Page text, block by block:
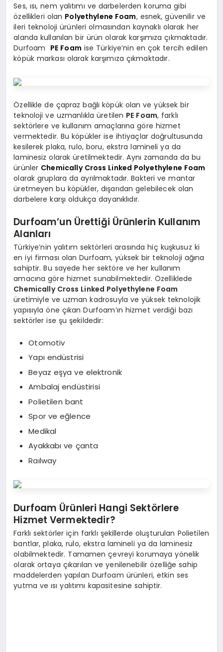
Ses, ısı, nem yalıtımı ve darbelerden koruma gibi
özellikleri olan Polyethylene Foam, esnek, güvenilir ve
ileri teknoloji ürünleri olmasından kaynaklı olarak her
alanda kullanılan bir ürün olarak karşımıza çıkmaktadır.
Durfoam PE Foam ise Türkiye’nin en çok tercih edilen
köpük markası olarak karşımıza çıkmaktadır.
Özellikle de çapraz bağlı köpük olan ve yüksek bir
teknoloji ve uzmanlıkla üretilen PE Foam, farklı
sektörlere ve kullanım amaçlarına göre hizmet
vermektedir. Bu köpükler ise ihtiyaçlar doğrultusunda
kesilerek plaka, rulo, boru, ekstra lamineli ya da
laminesiz olarak üretilmektedir. Aynı zamanda da bu
ürünler Chemically Cross Linked Polyethylene Foam
olarak gruplara da ayrılmaktadır. Bakteri ve mantar
üretmeyen bu köpükler, dışarıdan gelebilecek olan
darbelere karşı oldukça dayanıklıdır.
Durfoam’un Ürettiği Ürünlerin Kullanım
Alanları
Türkiye’nin yalıtım sektörleri arasında hiç kuşkusuz ki
en iyi firması olan Durfoam, yüksek bir teknoloji ağına
sahiptir. Bu sayede her sektöre ve her kullanım
amacına göre hizmet sunabilmektedir. Özelliklede
Chemically Cross Linked Polyethylene Foam
üretimiyle ve uzman kadrosuyla ve yüksek teknolojik
yapısıyla öne çıkan Durfoam’ın hizmet verdiği bazı
sektörler ise şu şekildedir:
Otomotiv
Yapı endüstrisi
Beyaz eşya ve elektronik
Ambalaj endüstirisi
Polietilen bant
Spor ve eğlence
Medikal
Ayakkabı ve çanta
Raılway
Durfoam Ürünleri Hangi Sektörlere
Hizmet Vermektedir?
Farklı sektörler için farklı şekillerde oluşturulan Polietilen
bantlar, plaka, rulo, ekstra lamineli ya da laminesiz
olabilmektedir. Tamamen çevreyi korumaya yönelik
olarak ortaya çıkarılan ve yenilenebilir özelliğe sahip
maddelerden yapılan Durfoam ürünleri, etkin ses
yutma ve ısı yalıtımı kapasitesine sahiptir.